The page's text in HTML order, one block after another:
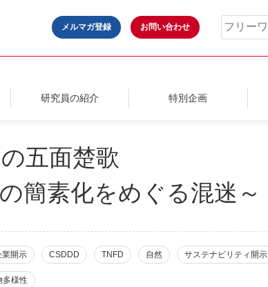
メルマガ登録 お問い合わせ
研究員の紹介 特別企画
五面楚歌
簡素化をめぐる混迷～
業開示 CSDDD TNFD 自然 サステナビリティ開示
多様性